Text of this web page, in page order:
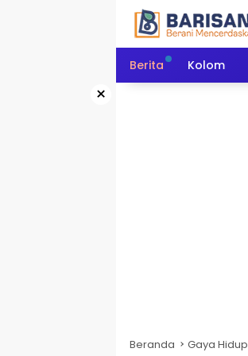
Berita Kolom
×
Beranda Gaya Hidup